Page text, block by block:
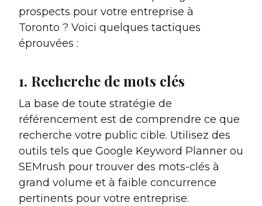
prospects pour votre entreprise à
Toronto ? Voici quelques tactiques
éprouvées :
1. Recherche de mots clés
La base de toute stratégie de
référencement est de comprendre ce que
recherche votre public cible. Utilisez des
outils tels que Google Keyword Planner ou
SEMrush pour trouver des mots-clés à
grand volume et à faible concurrence
pertinents pour votre entreprise.